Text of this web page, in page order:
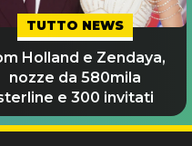
TUTTO NEWS
Holland e Zendaya,
nozze da 580mila
e 300 invitati